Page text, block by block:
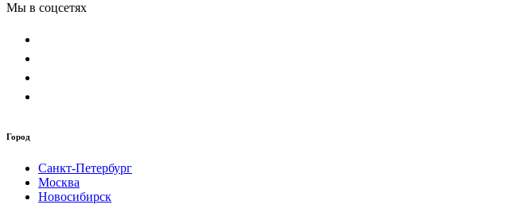
Мы в соцсетях
Город
Санкт-Петербург
Москва
Новосибирск